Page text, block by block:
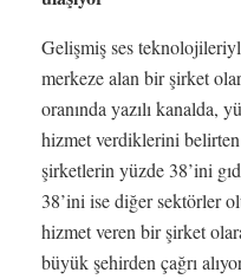
Gelişmiş ses
merkeze alan bir şirket
oranında yazılı kanalda,
hizmet verdiklerini belirten
şirketlerin yüzde 38’ini
38’ini ise diğer sektörler
hizmet veren bir şirket
büyük şehirden çağrı